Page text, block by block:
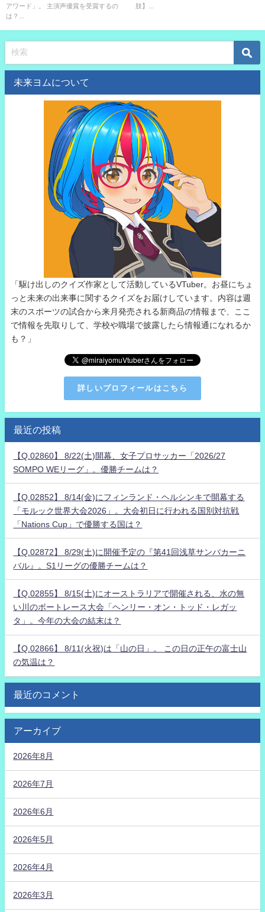
アワード」。 主演声優賞を受賞するの
は？...
肢】...
未来ヨムについて
「駆け出しのクイズ作家として活動しているVTuber。お昼にちょ
っと未来の出来事に関するクイズをお届けしています。内容は週
末のスポーツの試合から来月発売される新商品の情報まで、ここ
で情報を先取りして、学校や職場で披露したら情報通になれるか
も？」
詳しいプロフィールはこちら
最近の投稿
【Q.02860】 8/22(土)開幕、女子プロサッカー「2026/27
SOMPO WEリーグ」。優勝チームは？
【Q.02852】 8/14(金)にフィンランド・ヘルシンキで開幕する
「モルック世界大会2026」。大会初日に行われる国別対抗戦
「Nations Cup」で優勝する国は？
【Q.02872】 8/29(土)に開催予定の『第41回浅草サンバカーニ
バル』。S1リーグの優勝チームは？
【Q.02855】 8/15(土)にオーストラリアで開催される、水の無
い川のボートレース大会「ヘンリー・オン・トッド・レガッ
タ」。今年の大会の結末は？
【Q.02866】 8/11(火祝)は「山の日」。 この日の正午の富士山
の気温は？
最近のコメント
アーカイブ
2026年8月
2026年7月
2026年6月
2026年5月
2026年4月
2026年3月